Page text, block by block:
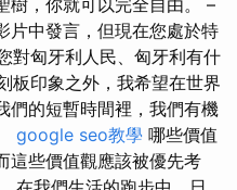
樹，你就可以完全自由。 –
片中發言，但現在您處於特
對匈牙利人民、匈牙利有什
板印象之外，我希望在世界
們的短暫時間裡，我們有機
google seo教學 哪些價值
這些價值觀應該被優先考